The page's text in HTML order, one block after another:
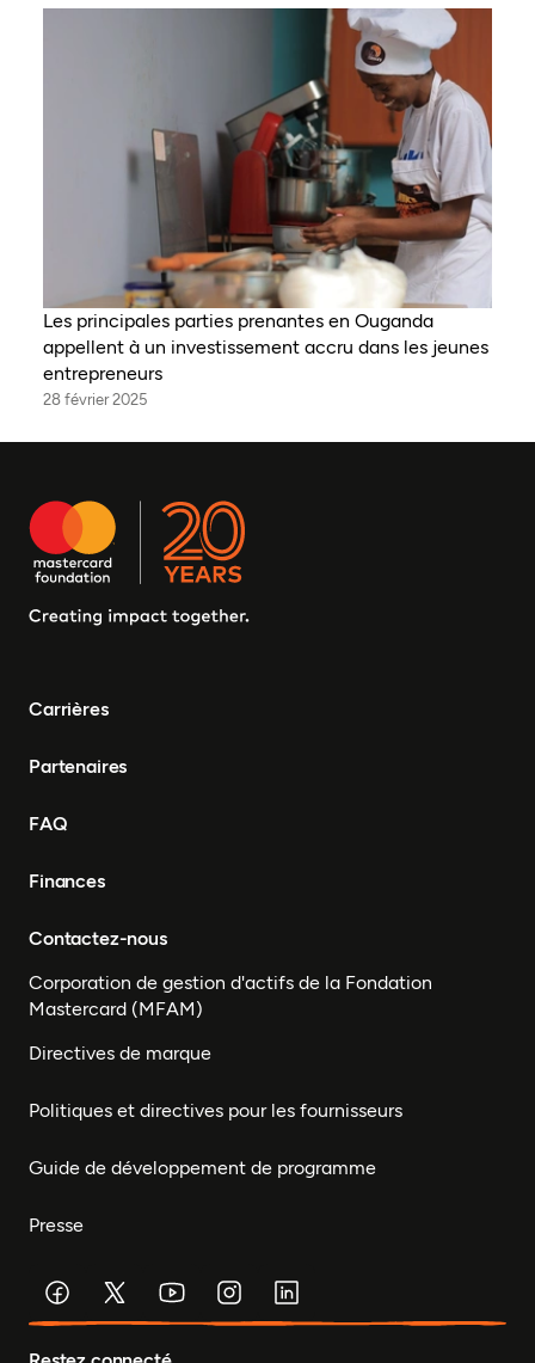
Les principales parties prenantes en Ouganda
appellent à un investissement accru dans les jeunes
entrepreneurs
28 février 2025
Carrières
Partenaires
FAQ
Finances
Contactez-nous
Corporation de gestion d'actifs de la Fondation
Mastercard (MFAM)
Directives de marque
Politiques et directives pour les fournisseurs
Guide de développement de programme
Presse